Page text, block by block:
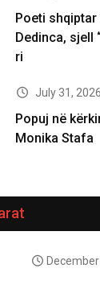
Poeti
Dedinca, sjell
ri
July 31, 2026
Popuj në
Monika Stafa